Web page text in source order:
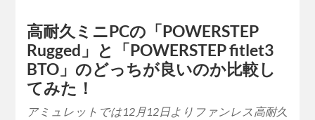
高耐久ミニPCの「POWERSTEP
Rugged」と「POWERSTEP fitlet3
BTO」のどっちが良いのか比較し
てみた！
アミュレットでは12月12日よりファンレス高耐久